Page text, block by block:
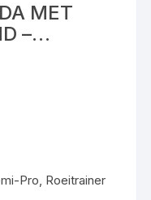
MET
–
INCL.
Pro, Roeitrainer